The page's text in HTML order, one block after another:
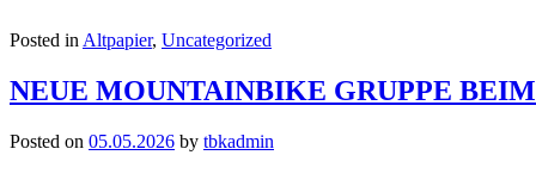
Posted inAltpapier, Uncategorized
NEUE MOUNTAINBIKE GRUPPE
Posted on 05.05.2026 by tbkadmin